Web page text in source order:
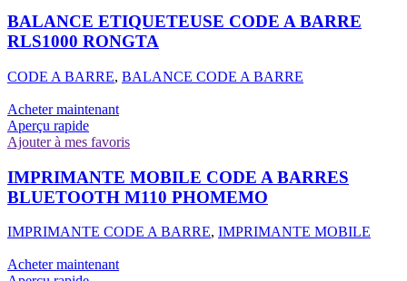
BALANCE ETIQUETEUSE CODE A BARRE
RLS1000 RONGTA
CODE A BARRE, BALANCE CODE A BARRE
Acheter maintenant
Aperçu rapide
Ajouter à mes favoris
IMPRIMANTE MOBILE CODE A BARRES
BLUETOOTH M110 PHOMEMO
IMPRIMANTE CODE A BARRE, IMPRIMANTE MOBILE
Acheter maintenant